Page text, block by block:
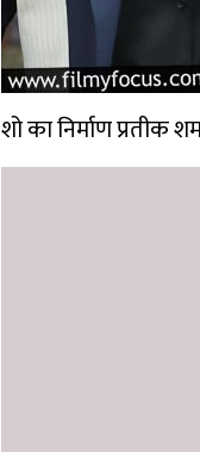
शो का निर्माण प्रतीक